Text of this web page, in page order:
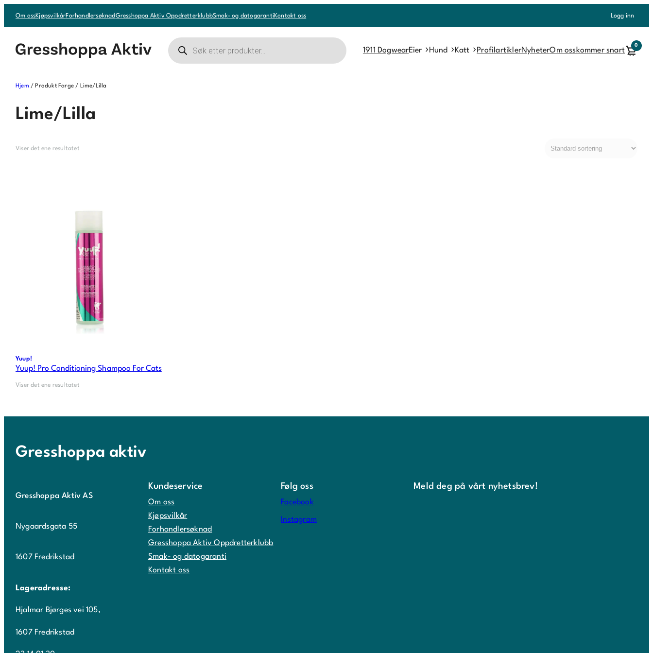
Om ossKjøpsvilkårForhandlersøknadGresshoppa Aktiv OppdretterklubbSmak- og datogarantiKontakt oss Logg inn
Products
search
1911 DogwearEier Hund Katt ProfilartiklerNyheterOm osskommer snart
0
Hjem / Produkt Farge / Lime/Lilla
Lime/Lilla
Viser det ene resultatet
Yuup!
Yuup! Pro Conditioning Shampoo For Cats
Viser det ene resultatet
Gresshoppa aktiv
Gresshoppa Aktiv AS
Nygaardsgata 55
1607 Fredrikstad
Lageradresse:
Hjalmar Bjørges vei 105,
1607 Fredrikstad
Kundeservice
Om oss
Kjøpsvilkår
Forhandlersøknad
Gresshoppa Aktiv Oppdretterklubb
Smak- og datogaranti
Kontakt oss
Følg oss
Facebook
Instagram
Meld deg på vårt nyhetsbrev!